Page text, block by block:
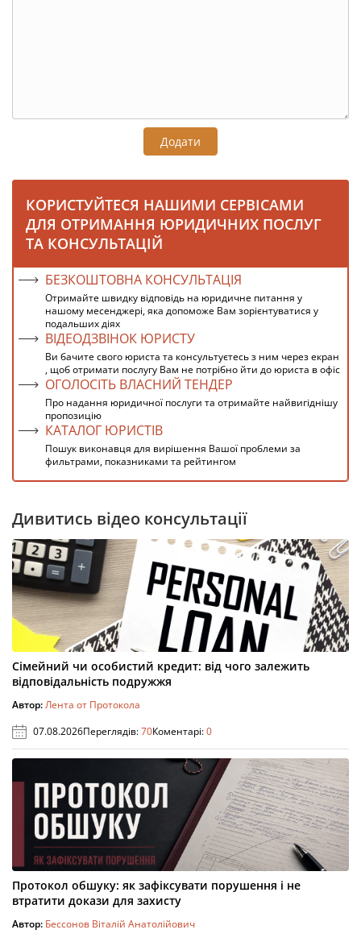
Додати
КОРИСТУЙТЕСЯ НАШИМИ СЕРВІСАМИ
ДЛЯ ОТРИМАННЯ ЮРИДИЧНИХ ПОСЛУГ
ТА КОНСУЛЬТАЦІЙ
БЕЗКОШТОВНА КОНСУЛЬТАЦІЯ
Отримайте швидку відповідь на юридичне питання у
нашому месенджері, яка допоможе Вам зорієнтуватися у
подальших діях
ВІДЕОДЗВІНОК ЮРИСТУ
Ви бачите свого юриста та консультуєтесь з ним через екран
, щоб отримати послугу Вам не потрібно йти до юриста в офіс
ОГОЛОСІТЬ ВЛАСНИЙ ТЕНДЕР
Про надання юридичної послуги та отримайте найвигіднішу
пропозицію
КАТАЛОГ ЮРИСТІВ
Пошук виконавця для вирішення Вашої проблеми за
фильтрами, показниками та рейтингом
Дивитись відео консультації
Сімейний чи особистий кредит: від чого залежить
відповідальність подружжя
Автор:Лента от Протокола
07.08.2026Переглядів:70Коментарі:0
Протокол обшуку: як зафіксувати порушення і не
втратити докази для захисту
Автор: Бессонов Віталій Анатолійович